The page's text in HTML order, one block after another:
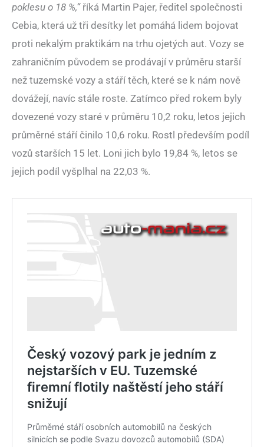
poklesu o 18 %,“říká Martin Pajer, ředitel společnosti
Cebia, která už tři desítky let pomáhá lidem bojovat
proti nekalým praktikám na trhu ojetých aut. Vozy se
zahraničním původem se prodávají v průměru starší
než tuzemské vozy a stáří těch, které se k nám nově
dovážejí, navíc stále roste. Zatímco před rokem byly
dovezené vozy staré v průměru 10,2 roku, letos jejich
průměrné stáří činilo 10,6 roku. Rostl především podíl
vozů starších 15 let. Loni jich bylo 19,84 %, letos se
jejich podíl vyšplhal na 22,03 %.